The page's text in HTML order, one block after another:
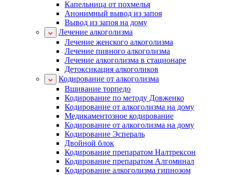
Капельница от похмелья
Анонимный вывод из запоя
Вывод из запоя на дому
Лечение алкоголизма
Лечение женского алкоголизма
Лечение пивного алкоголизма
Лечение алкоголизма в стационаре
Детоксикация алкоголиков
Кодирование от алкоголизма
Вшивание торпедо
Кодирование по методу Довженко
Кодирование от алкоголизма на дому
Медикаментозное кодирование
Кодирование от алкоголизма на дому
Кодирование Эспераль
Двойной блок
Кодирование препаратом Налтрексон
Кодирование препаратом Алгоминал
Кодирование алкоголизма гипнозом